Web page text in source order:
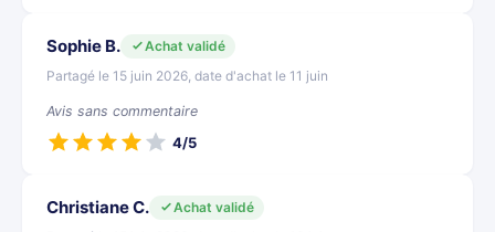
Sophie B.
Achat validé
Partagé le 15 juin 2026, date d'achat le 11 juin
Avis sans commentaire
4/5
Christiane C.
Achat validé